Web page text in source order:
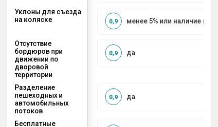
Уклоны для съезда
на коляске
менее 5% или наличие
0,9
Отсутствие
бордюров при
движении по
дворовой
территории
да
0,9
Разделение
пешеходных и
автомобильных
потоков
да
0,9
Бесплатные